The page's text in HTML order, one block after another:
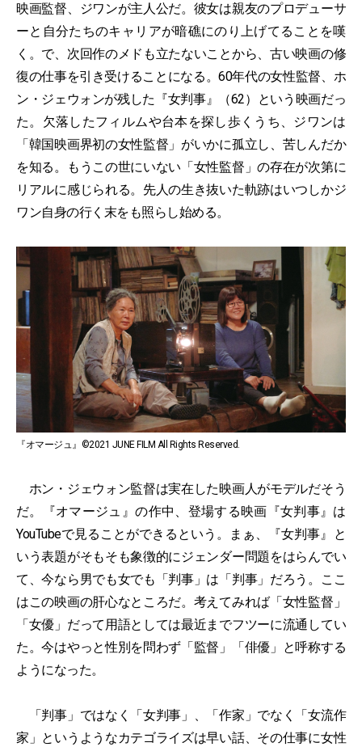
映画監督、ジワンが主人公だ。彼女は親友のプロデューサ
ーと自分たちのキャリアが暗礁にのり上げてることを嘆
く。で、次回作のメドも立たないことから、古い映画の修
復の仕事を引き受けることになる。60年代の女性監督、ホ
ン・ジェウォンが残した『女判事』（62）という映画だっ
た。欠落したフィルムや台本を探し歩くうち、ジワンは
「韓国映画界初の女性監督」がいかに孤立し、苦しんだか
を知る。もうこの世にいない「女性監督」の存在が次第に
リアルに感じられる。先人の生き抜いた軌跡はいつしかジ
ワン自身の行く末をも照らし始める。
『オマージュ』©2021 JUNE FILM All Rights Reserved.
ホン・ジェウォン監督は実在した映画人がモデルだそう
だ。『オマージュ』の作中、登場する映画『女判事』は
YouTubeで見ることができるという。まぁ、『女判事』と
いう表題がそもそも象徴的にジェンダー問題をはらんでい
て、今なら男でも女でも「判事」は「判事」だろう。ここ
はこの映画の肝心なところだ。考えてみれば「女性監督」
「女優」だって用語としては最近までフツーに流通してい
た。今はやっと性別を問わず「監督」「俳優」と呼称する
ようになった。
「判事」ではなく「女判事」、「作家」でなく「女流作
家」というようなカテゴライズは早い話、その仕事に女性